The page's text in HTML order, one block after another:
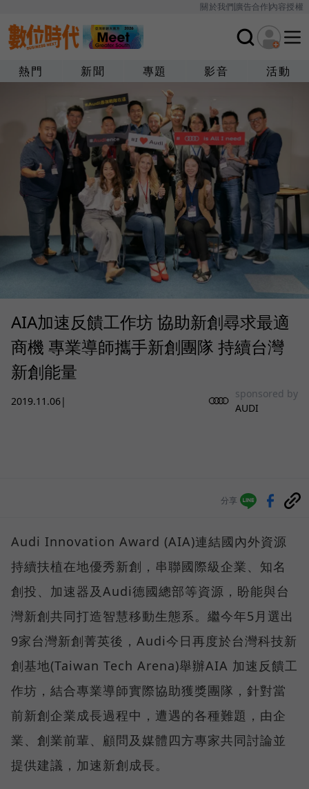
關於我們廣告合作內容授權
熱門 新聞 專題 影音 活動
AIA加速反饋工作坊 協助新創尋求最適
商機 專業導師攜手新創團隊 持續台灣
新創能量
2019.11.06|
sponsored by
AUDI
分享
Audi Innovation Award (AIA)連結國內外資源
持續扶植在地優秀新創，串聯國際級企業、知名
創投、加速器及Audi德國總部等資源，盼能與台
灣新創共同打造智慧移動生態系。繼今年5月選出
9家台灣新創菁英後，Audi今日再度於台灣科技新
創基地(Taiwan Tech Arena)舉辦AIA 加速反饋工
作坊，結合專業導師實際協助獲獎團隊，針對當
前新創企業成長過程中，遭遇的各種難題，由企
業、創業前輩、顧問及媒體四方專家共同討論並
提供建議，加速新創成長。